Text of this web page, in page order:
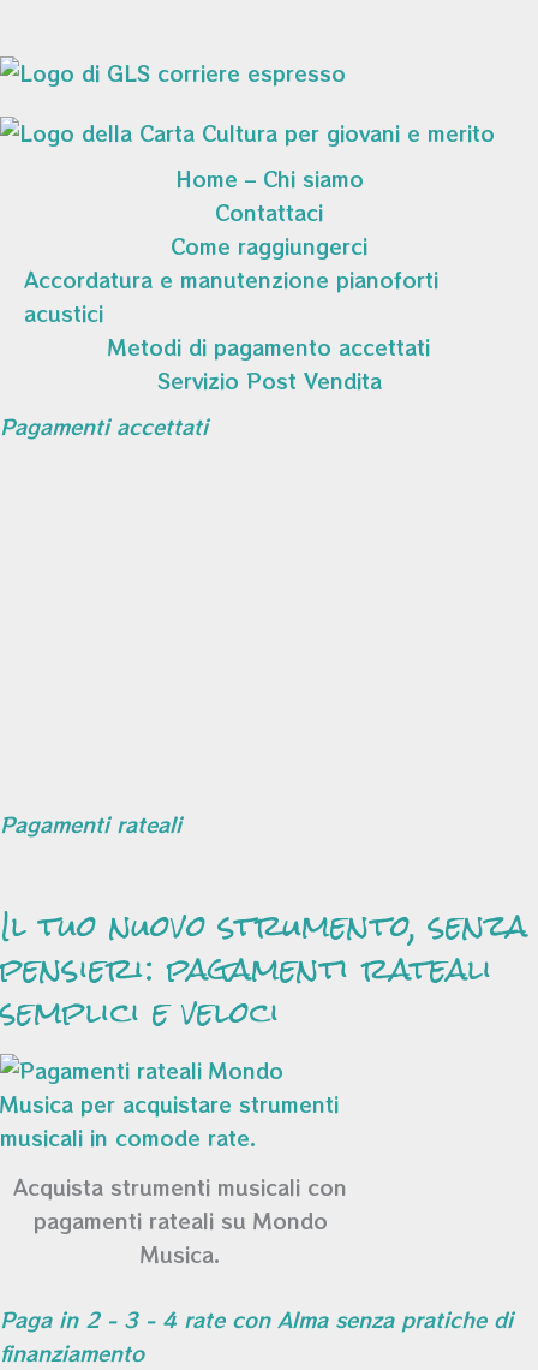
Home – Chi siamo
Contattaci
Come raggiungerci
Accordatura e manutenzione pianoforti
acustici
Metodi di pagamento accettati
Servizio Post Vendita
Pagamenti accettati
Pagamenti rateali
Il tuo nuovo strumento, senza
pensieri: pagamenti rateali
semplici e veloci
Acquista strumenti musicali con
pagamenti rateali su Mondo
Musica.
Paga in 2 - 3 - 4 rate con Alma senza pratiche di
finanziamento